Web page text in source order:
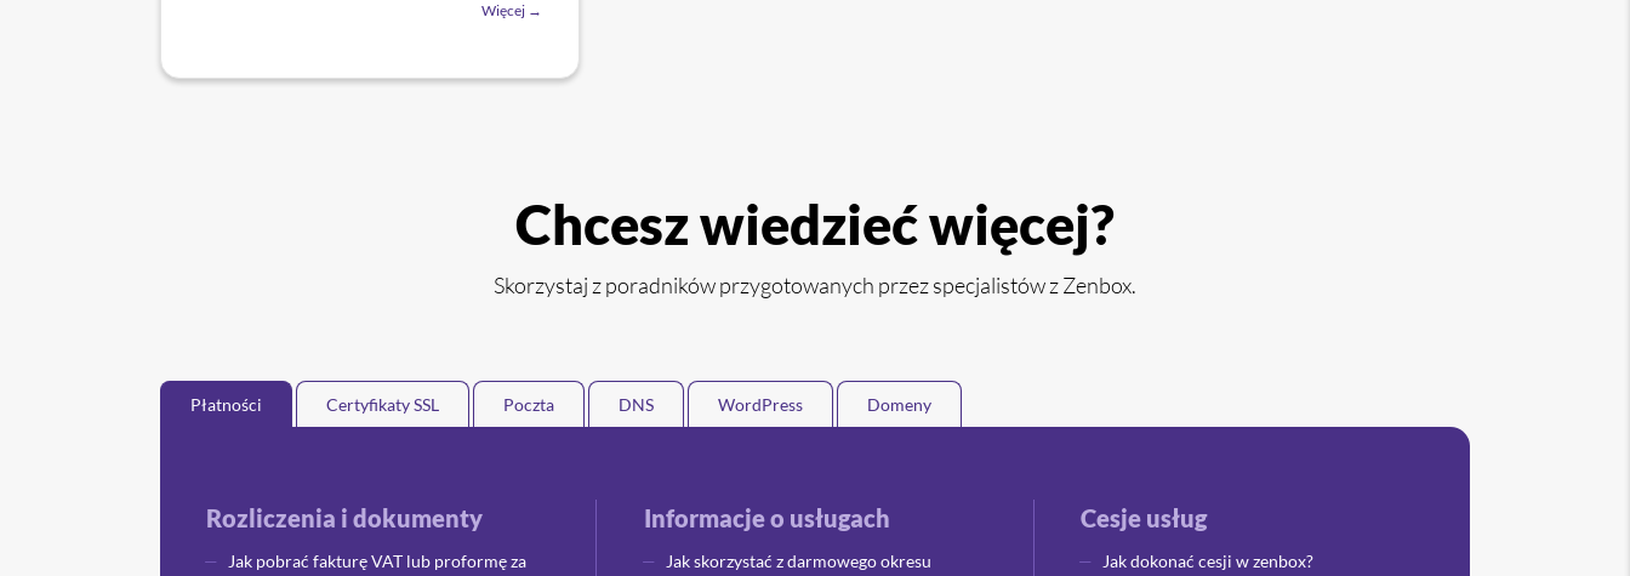
Więcej →
Chcesz wiedzieć więcej?
Skorzystaj z poradników przygotowanych przez specjalistów z Zenbox.
Płatności Certyfikaty SSL Poczta DNS WordPress Domeny
Rozliczenia i dokumenty
Jak pobrać fakturę VAT lub proformę za
Informacje o usługach
Jak skorzystać z darmowego okresu
Cesje usług
Jak dokonać cesji w zenbox?